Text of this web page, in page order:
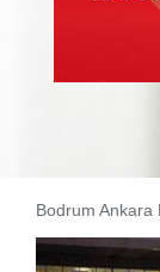
Bodrum Ankara